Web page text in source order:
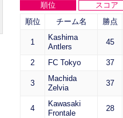
順位 スコア
順位
チーム名 勝点
1
Kashima
Antlers
45
2 FC Tokyo 37
3
Machida
Zelvia
37
4
Kawasaki
Frontale
28